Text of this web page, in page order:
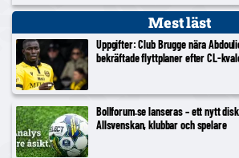
Mest läst
Uppgifter: Club Brugge nära
bekräftade flyttplaner efter CL-
Bollforum.se lanseras – ett nytt
Allsvenskan, klubbar och spelare